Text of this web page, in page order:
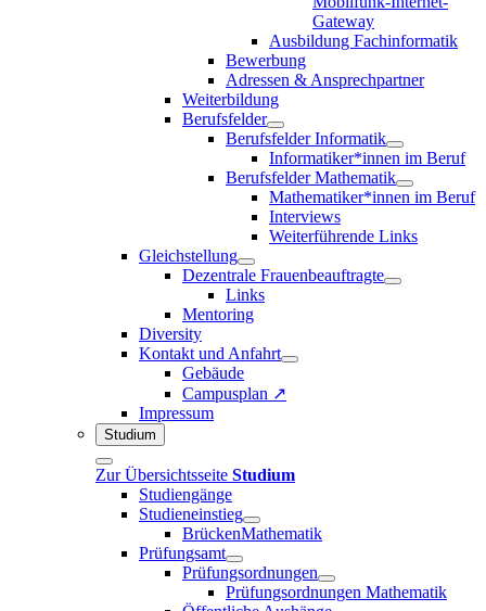
Gateway
Ausbildung Fachinformatik
Bewerbung
Adressen & Ansprechpartner
Weiterbildung
Berufsfelder
Berufsfelder Informatik
Informatiker*innen im Beruf
Berufsfelder Mathematik
Mathematiker*innen im Beruf
Interviews
Weiterführende Links
Gleichstellung
Dezentrale Frauenbeauftragte
Links
Mentoring
Diversity
Kontakt und Anfahrt
Gebäude
Campusplan ↗
Impressum
Studium
Zur Übersichtsseite Studium
Studiengänge
Studieneinstieg
BrückenMathematik
Prüfungsamt
Prüfungsordnungen
Prüfungsordnungen Mathematik